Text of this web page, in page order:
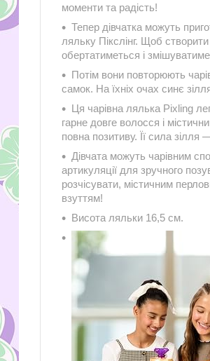
моменти та радість!
Тепер дівчатка можуть
ляльку Пікслінг. Щоб
обертатиметься і
Потім вони повторюють
самок. На їхніх очах синє
Ця чарівна лялька Pixling
гарне довге волосся і
повна позитиву. Її сила
Дівчата можуть чарівним
артикуляції для зручного
розчісувати, містичним
взуттям!
Висота ляльки 16,5 см.